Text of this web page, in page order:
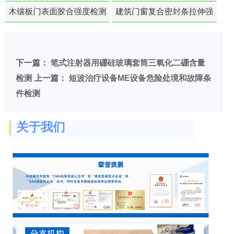
苯含量检测
木镶板门表面胶合强度检测
建筑门窗复合密封条拉伸强
下一篇： 笔式注射器用硼硅玻璃套筒三氧化二硼含量
检测
上一篇： 短波治疗设备ME设备危险处境和故障条
件检测
关于我们